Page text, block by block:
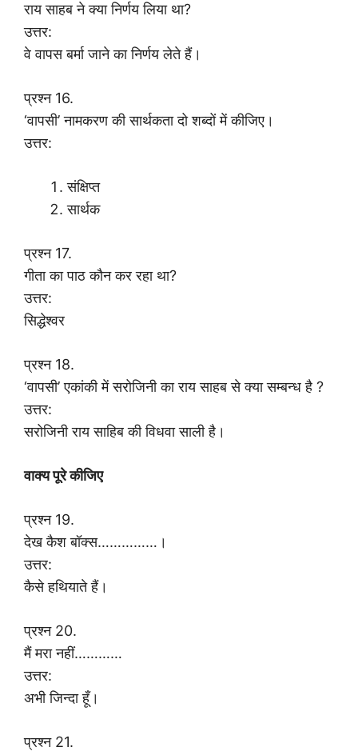
राय साहब ने क्या निर्णय लिया था?
उत्तर:
वे वापस बर्मा जाने का निर्णय लेते हैं।
प्रश्न 16.
‘वापसी’ नामकरण की सार्थकता दो शब्दों में कीजिए।
उत्तर:
संक्षिप्त
सार्थक
प्रश्न 17.
गीता का पाठ कौन कर रहा था?
उत्तर:
सिद्धेश्वर
प्रश्न 18.
‘वापसी’ एकांकी में सरोजिनी का राय साहब से क्या सम्बन्ध है ?
उत्तर:
सरोजिनी राय साहिब की विधवा साली है।
वाक्य पूरे कीजिए
प्रश्न 19.
देख कैश बॉक्स……………।
उत्तर:
कैसे हथियाते हैं।
प्रश्न 20.
मैं मरा नहीं…………
उत्तर:
अभी जिन्दा हूँ।
प्रश्न 21.